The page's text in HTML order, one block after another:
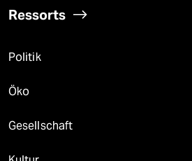
Ressorts
Politik
Öko
Gesellschaft